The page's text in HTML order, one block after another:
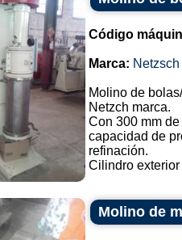
Código
Marca: Netzsch
Molino de
Netzch marca.
Con 300 mm
capacidad de
refinación.
Cilindro
Molino de